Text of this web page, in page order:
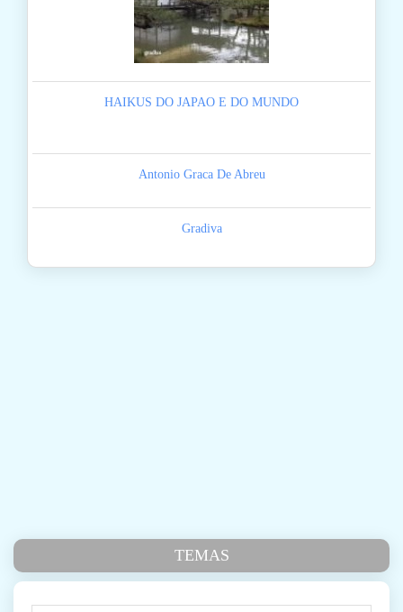
HAIKUS DO JAPAO E DO MUNDO
Antonio Graca De Abreu
Gradiva
TEMAS